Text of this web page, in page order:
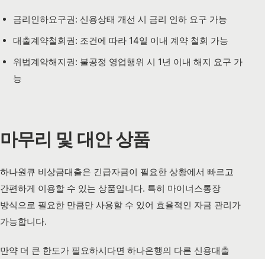
금리인하요구권: 신용상태 개선 시 금리 인하 요구 가능
대출계약철회권: 조건에 따라 14일 이내 계약 철회 가능
위법계약해지권: 불공정 영업행위 시 1년 이내 해지 요구 가
능
마무리 및 대안 상품
하나원큐 비상금대출은 긴급자금이 필요한 상황에서 빠르고
간편하게 이용할 수 있는 상품입니다. 특히 마이너스통장
방식으로 필요한 만큼만 사용할 수 있어 효율적인 자금 관리가
가능합니다.
만약 더 큰 한도가 필요하시다면 하나은행의 다른 신용대출